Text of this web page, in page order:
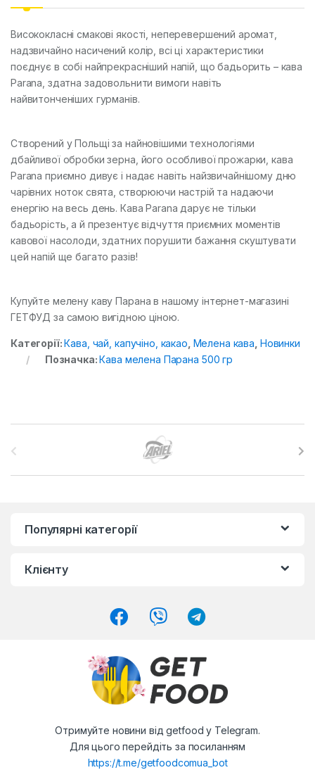
Висококласні смакові якості, неперевершений аромат,
надзвичайно насичений колір, всі ці характеристики
поєднує в собі найпрекрасніший напій, що бадьорить – кава
Parana, здатна задовольнити вимоги навіть
найвитонченіших гурманів.
Створений у Польщі за найновішими технологіями
дбайливої ​​обробки зерна, його особливої ​​прожарки, кава
Parana приємно дивує і надає навіть найзвичайнішому дню
чарівних ноток свята, створюючи настрій та надаючи
енергію на весь день. Кава Parana дарує не тільки
бадьорість, а й презентує відчуття приємних моментів
кавової насолоди, здатних порушити бажання скуштувати
цей напій ще багато разів!
Купуйте мелену каву Парана в нашому інтернет-магазині
ГЕТФУД за самою вигідною ціною.
Категорії:Кава, чай, капучіно, какао Мелена кава Новинки
Позначка:Кава мелена Парана 500 гр
Популярні категорії
Клієнту
Отримуйте новини від getfood у Telegram.
Для цього перейдіть за посиланням
https://t.me/getfoodcomua_bot